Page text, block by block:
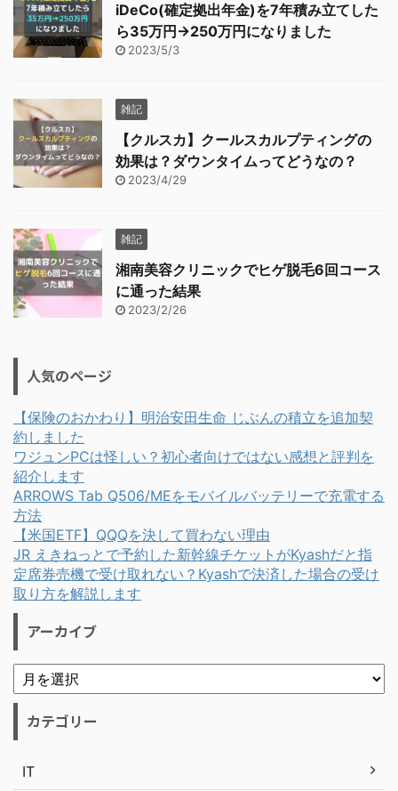
iDeCo(確定拠出年金)を7年積み立てした
ら35万円→250万円になりました
2023/5/3
雑記
【クルスカ】クールスカルプティングの
効果は？ダウンタイムってどうなの？
2023/4/29
雑記
湘南美容クリニックでヒゲ脱毛6回コース
に通った結果
2023/2/26
人気のページ
【保険のおかわり】明治安田生命 じぶんの積立を追加契
約しました
ワジュンPCは怪しい？初心者向けではない感想と評判を
紹介します
ARROWS Tab Q506/MEをモバイルバッテリーで充電する
方法
【米国ETF】QQQを決して買わない理由
JR えきねっとで予約した新幹線チケットがKyashだと指
定席券売機で受け取れない？Kyashで決済した場合の受け
取り方を解説します
アーカイブ
カテゴリー
IT